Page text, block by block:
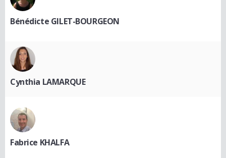
Bénédicte GILET-BOURGEON
Cynthia LAMARQUE
Fabrice KHALFA